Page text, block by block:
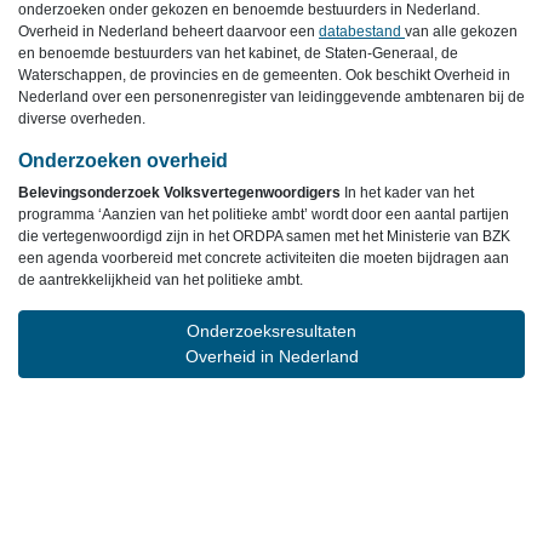
onderzoeken onder gekozen en benoemde bestuurders in Nederland.
Overheid in Nederland beheert daarvoor een databestand van alle gekozen
en benoemde bestuurders van het kabinet, de Staten-Generaal, de
Waterschappen, de provincies en de gemeenten. Ook beschikt Overheid in
Nederland over een personenregister van leidinggevende ambtenaren bij de
diverse overheden.
Onderzoeken overheid
Belevingsonderzoek Volksvertegenwoordigers In het kader van het
programma ‘Aanzien van het politieke ambt’ wordt door een aantal partijen
die vertegenwoordigd zijn in het ORDPA samen met het Ministerie van BZK
een agenda voorbereid met concrete activiteiten die moeten bijdragen aan
de aantrekkelijkheid van het politieke ambt.
Onderzoeksresultaten
Overheid in Nederland